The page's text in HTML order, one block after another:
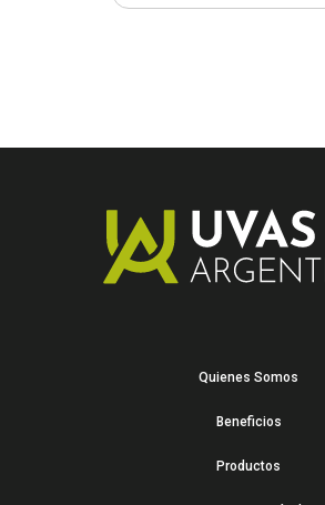
Quienes Somos
Beneficios
Productos